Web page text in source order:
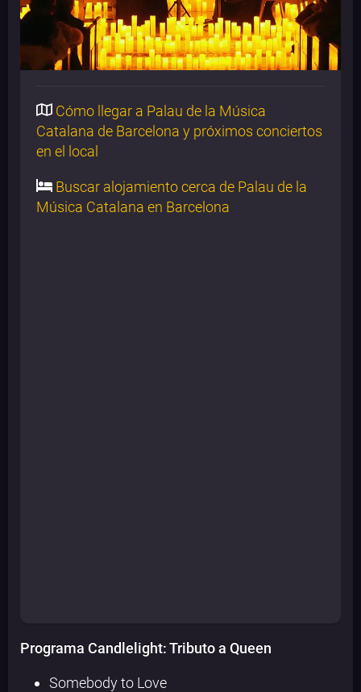
Cómo llegar a Palau de la Música
Catalana de Barcelona y próximos conciertos
en el local
Buscar alojamiento cerca de Palau de la
Música Catalana en Barcelona
Programa Candlelight: Tributo a Queen
Somebody to Love